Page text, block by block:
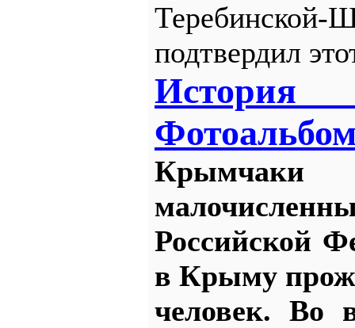
подтвердил
Российской
в Крыму
человек. Во